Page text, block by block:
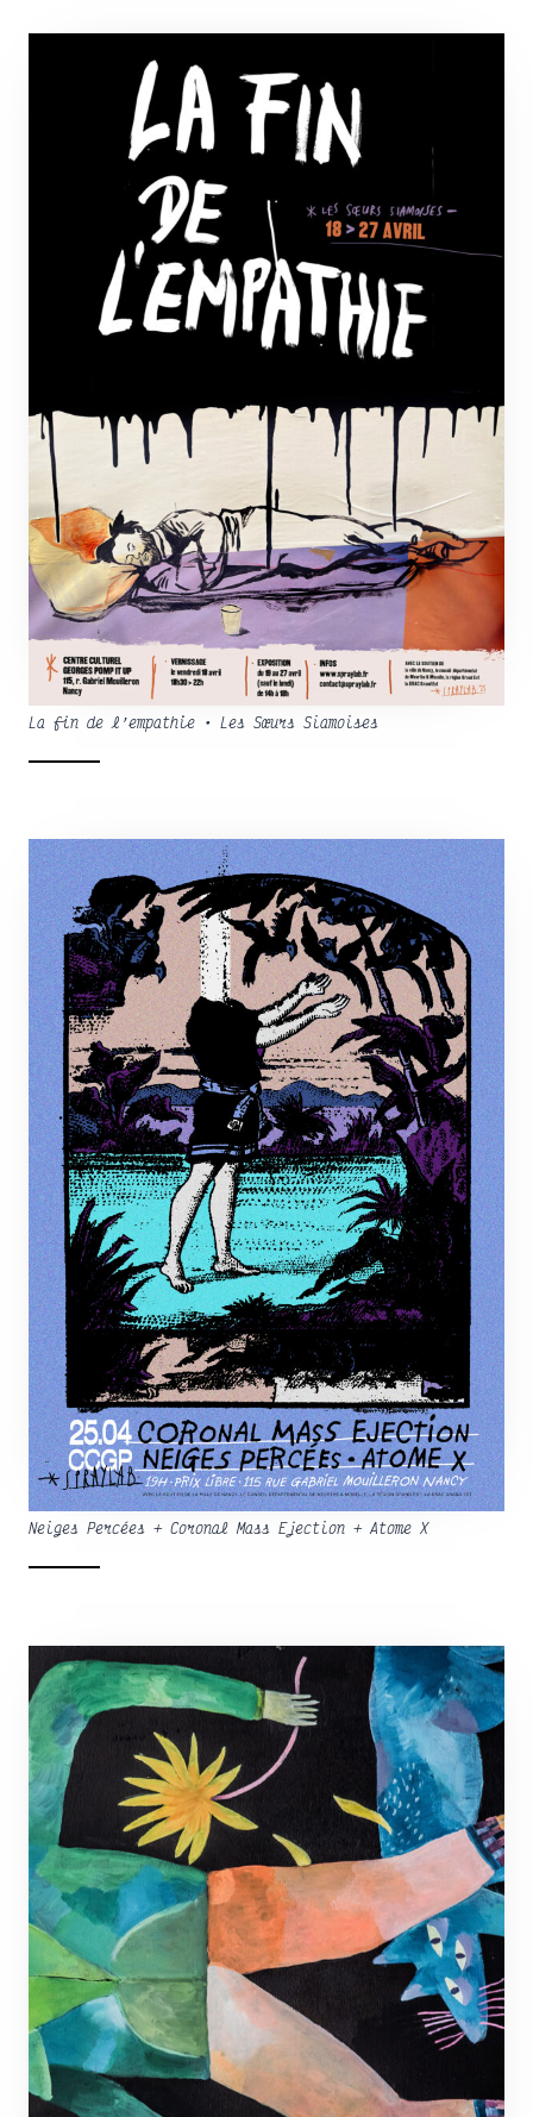
La fin de l’empathie • Les Sœurs Siamoises
Neiges Percées + Coronal Mass Ejection + Atome X